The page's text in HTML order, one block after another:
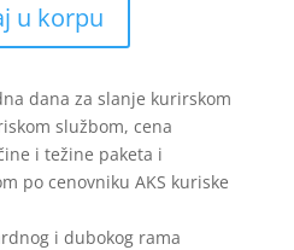
u korpu
dana za slanje kurirskom
službom, cena
i težine paketa i
po cenovniku AKS kuriske
i dubokog rama